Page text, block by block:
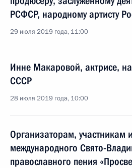
РСФСР, народному артисту
29 июля 2019 года, 11:00
Инне Макаровой, актрисе,
СССР
28 июля 2019 года, 10:00
Организаторам, участникам
международного Свято-
православного пения